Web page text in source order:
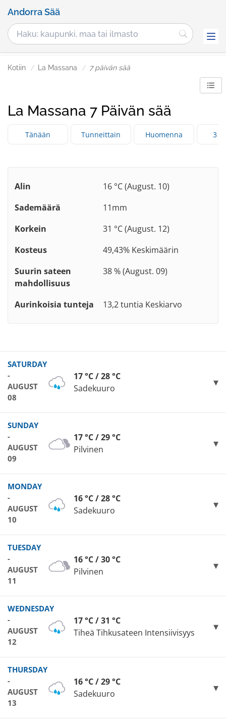
Andorra Sää
Kotiin La Massana 7 päivän sää
La Massana 7 Päivän sää
Tänään Tunneittain Huomenna 3
Alin
16 °C (August. 10)
Sademäärä
11mm
Korkein
31 °C (August. 12)
Kosteus
49,43% Keskimäärin
Suurin sateen
mahdollisuus
38 % (August. 09)
Aurinkoisia tunteja 13,2 tuntia Keskiarvo
SATURDAY
-
AUGUST
08
17 °C / 28 °C
Sadekuuro
SUNDAY
-
AUGUST
09
17 °C / 29 °C
Pilvinen
MONDAY
-
AUGUST
10
16 °C / 28 °C
Sadekuuro
TUESDAY
-
AUGUST
11
16 °C / 30 °C
Pilvinen
WEDNESDAY
-
AUGUST
12
17 °C / 31 °C
Tiheä Tihkusateen Intensiivisyys
THURSDAY
-
AUGUST
13
16 °C / 29 °C
Sadekuuro